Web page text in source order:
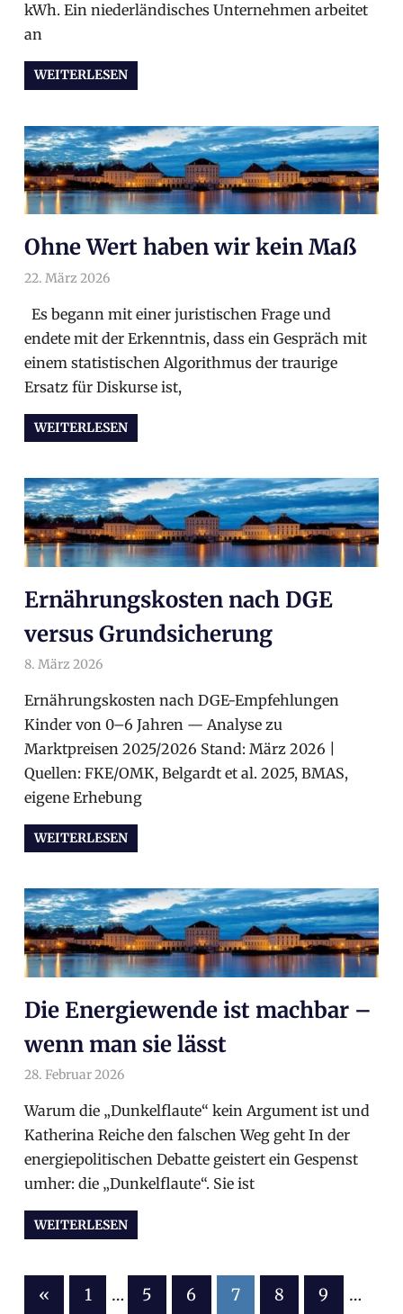
kWh. Ein niederländisches Unternehmen arbeitet
an
WEITERLESEN
Ohne Wert haben wir kein Maß
22. März 2026
Es begann mit einer juristischen Frage und
endete mit der Erkenntnis, dass ein Gespräch mit
einem statistischen Algorithmus der traurige
Ersatz für Diskurse ist,
WEITERLESEN
Ernährungskosten nach DGE
versus Grundsicherung
8. März 2026
Ernährungskosten nach DGE-Empfehlungen
Kinder von 0–6 Jahren — Analyse zu
Marktpreisen 2025/2026 Stand: März 2026 |
Quellen: FKE/OMK, Belgardt et al. 2025, BMAS,
eigene Erhebung
WEITERLESEN
Die Energiewende ist machbar –
wenn man sie lässt
28. Februar 2026
Warum die „Dunkelflaute“ kein Argument ist und
Katherina Reiche den falschen Weg geht In der
energiepolitischen Debatte geistert ein Gespenst
umher: die „Dunkelflaute“. Sie ist
WEITERLESEN
« Vorherige
1 … 5 6 7 8 9 …